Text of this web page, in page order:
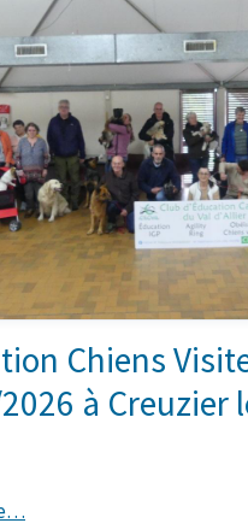
Chiens
à Creuzier